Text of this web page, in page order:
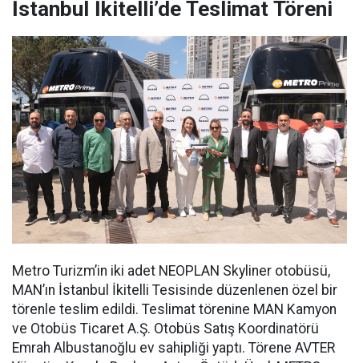
İstanbul İkitelli’de Teslimat Töreni
Metro Turizm’in iki adet NEOPLAN Skyliner otobüsü,
MAN’ın İstanbul İkitelli Tesisinde düzenlenen özel bir
törenle teslim edildi. Teslimat törenine MAN Kamyon
ve Otobüs Ticaret A.Ş. Otobüs Satış Koordinatörü
Emrah Albustanoğlu ev sahipliği yaptı. Törene AVTER